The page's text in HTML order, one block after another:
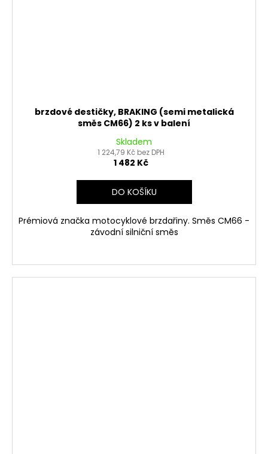
brzdové destičky, BRAKING (semi metalická
směs CM66) 2 ks v balení
Skladem
1 224,79 Kč bez DPH
1 482 Kč
DO KOŠÍKU
Prémiová značka motocyklové brzdařiny. Směs CM66 -
závodní silniční směs